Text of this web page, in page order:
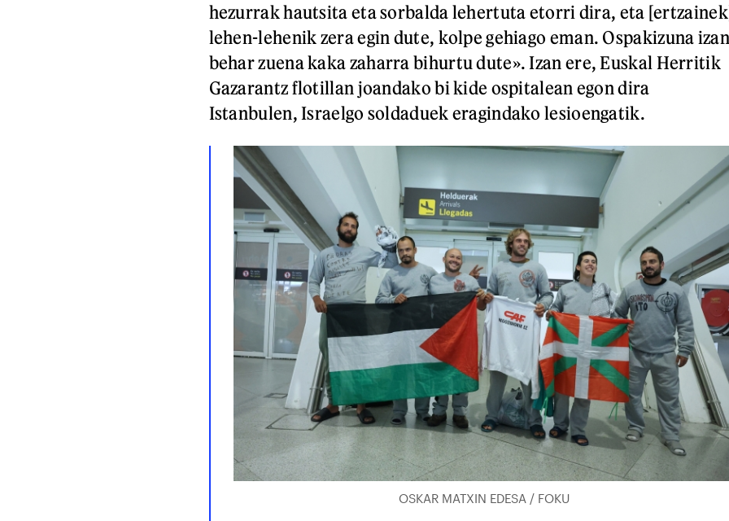
hezurrak hautsita eta sorbalda lehertuta etorri dira, eta
lehen-lehenik zera egin dute, kolpe gehiago eman. Ospakizuna izan
behar zuena kaka zaharra bihurtu dute». Izan ere, Euskal Herritik
Gazarantz flotillan joandako bi kide ospitalean egon dira
Istanbulen, Israelgo soldaduek eragindako lesioengatik.
OSKAR MATXIN EDESA / FOKU